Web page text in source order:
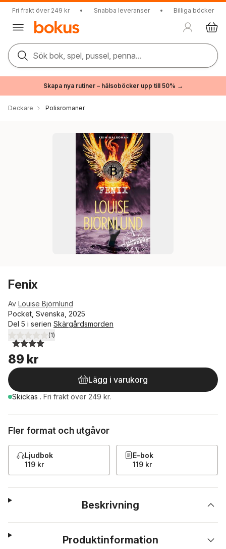
Fri frakt över 249 kr • Snabba leveranser • Billiga böcker
Sök bok, spel, pussel, penna...
Skapa nya rutiner – hälsoböcker upp till 50% →
Deckare Polisromaner
Fenix
Av Louise Björnlund
Pocket, Svenska, 2025
Del 5 i serien Skärgårdsmorden
4,0utav 5 stjärnor. Totalt antal röster:
(1)
89 kr
Lägg i varukorg
Skickas . Fri frakt över 249 kr.
Fler format och utgåvor
Ljudbok
119 kr
E-bok
119 kr
Beskrivning
Produktinformation